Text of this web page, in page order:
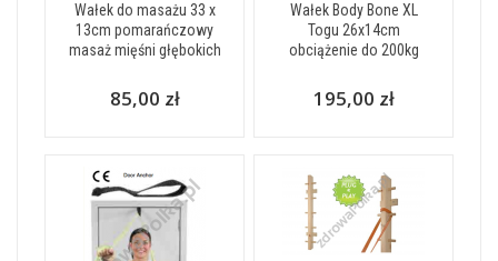
Wałek do masażu 33 x
13cm pomarańczowy
masaż mięśni głębokich
85,00 zł
Wałek Body Bone XL
Togu 26x14cm
obciążenie do 200kg
195,00 zł